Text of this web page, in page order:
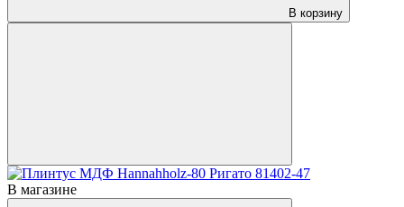
В корзину
В магазине